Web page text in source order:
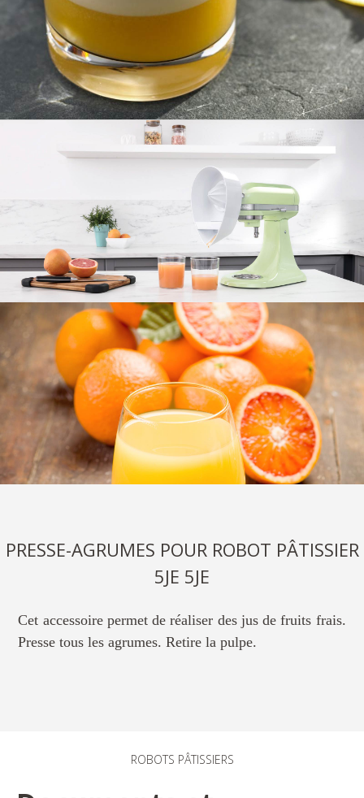
PRESSE-AGRUMES POUR ROBOT PÂTISSIER
5JE 5JE
Cet accessoire permet de réaliser des jus de fruits frais.
Presse tous les agrumes. Retire la pulpe.
ROBOTS PÂTISSIERS